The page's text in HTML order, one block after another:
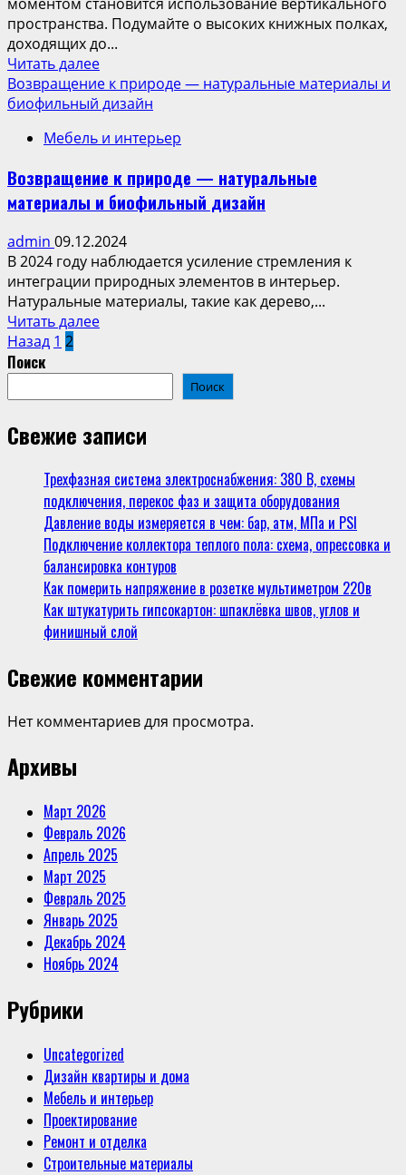
пространства. Подумайте о высоких книжных полках,
доходящих до...
Читать далееRead
more
about
вертикальное
Возвращение к природе — натуральные материалы и
биофильный дизайн
Мебель и интерьер
Возвращение к природе — натуральные
материалы и биофильный дизайн
admin 09.12.2024
В 2024 году наблюдается усиление стремления к
интеграции природных элементов в интерьер.
Натуральные материалы‚ такие как дерево‚...
Читать далееRead
Возвращение
к
—
материалы
и
биофильный
дизайн
Пагинация
записей
Назад 1 2
Поиск
Поиск
Свежие записи
Трехфазная система электроснабжения: 380 В, схемы
подключения, перекос фаз и защита оборудования
Давление воды измеряется в чем: бар, атм, МПа и PSI
Подключение коллектора теплого пола: схема, опрессовка и
балансировка контуров
Как померить напряжение в розетке мультиметром 220в
Как штукатурить гипсокартон: шпаклёвка швов, углов и
финишный слой
Свежие комментарии
Нет комментариев для просмотра.
Архивы
Март 2026
Февраль 2026
Апрель 2025
Март 2025
Февраль 2025
Январь 2025
Декабрь 2024
Ноябрь 2024
Рубрики
Uncategorized
Дизайн квартиры и дома
Мебель и интерьер
Проектирование
Ремонт и отделка
Строительные материалы